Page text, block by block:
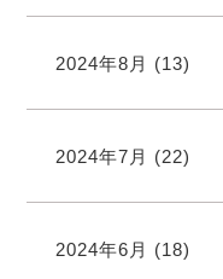
2024年8月 (13)
2024年7月 (22)
2024年6月 (18)